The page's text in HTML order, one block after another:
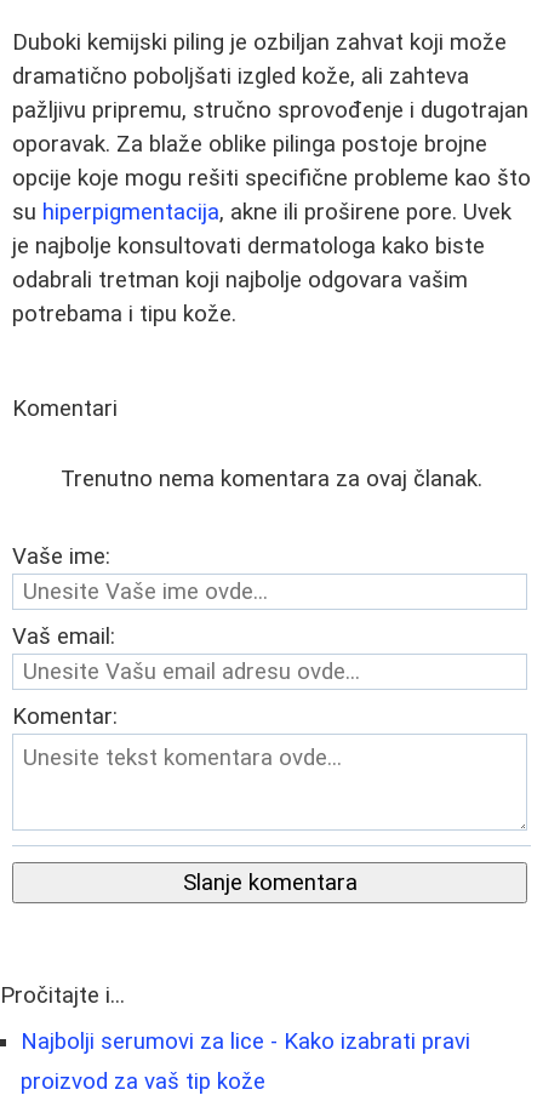
Duboki kemijski piling je ozbiljan zahvat koji može
dramatično poboljšati izgled kože, ali zahteva
pažljivu pripremu, stručno sprovođenje i dugotrajan
oporavak. Za blaže oblike pilinga postoje brojne
opcije koje mogu rešiti specifične probleme kao što
su hiperpigmentacija, akne ili proširene pore. Uvek
je najbolje konsultovati dermatologa kako biste
odabrali tretman koji najbolje odgovara vašim
potrebama i tipu kože.
Komentari
Trenutno nema komentara za ovaj članak.
Vaše ime:
Vaš email:
Komentar:
Slanje komentara
Pročitajte i...
Najbolji serumovi za lice - Kako izabrati pravi
proizvod za vaš tip kože